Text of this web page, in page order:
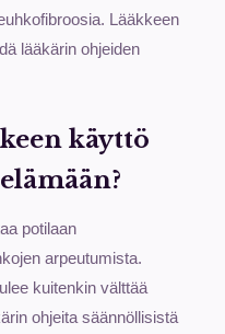
Lääkkeen
lääkärin ohjeiden
käyttö
potilaan
arpeutumista.
kuitenkin välttää
ohjeita säännöllisistä